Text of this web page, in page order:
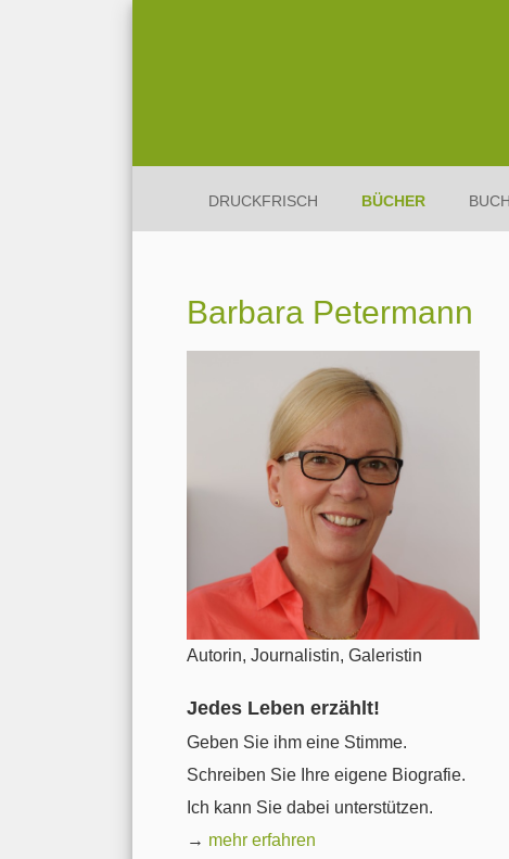
DRUCKFRISCH BÜCHER
Barbara Petermann
Autorin, Journalistin, Galeristin
Jedes Leben erzählt!
Geben Sie ihm eine Stimme.
Schreiben Sie Ihre eigene Biografie.
Ich kann Sie dabei unterstützen.
→ mehr erfahren